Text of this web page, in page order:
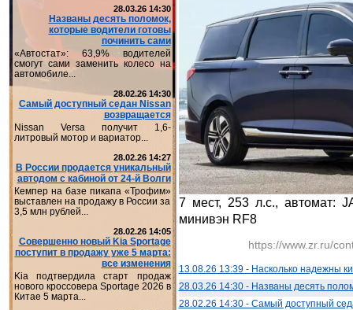
28.03.26 14:30
Названы десять поломок,
которые водители готовы
починить сами
«Автостат»: 63,9% водителей
смогут сами заменить колесо на
автомобиле...
28.02.26 14:30
Самый доступный седан Nissan
возвращается
Nissan Versa получит 1,6-
литровый мотор и вариатор...
28.02.26 14:27
В России продается уникальный
автодом с кабиной от 24-й Волги
Кемпер на базе пикапа «Трофим»
выставлен на продажу в России за
3,5 млн рублей...
28.02.26 14:05
Совершенно новый Kia Sportage
поступит в продажу уже 5 марта:
все изменения
Kia подтвердила старт продаж
нового кроссовера Sportage 2026 в
Китае 5 марта...
7 мест, 253 л.с., автомат:
минивэн RF8
https://www.zr.ru/
13.08.26 13:39 - Насколько надежны
28.03.26 14:30 - Названы десять
28.02.26 14:30 - Самый доступный